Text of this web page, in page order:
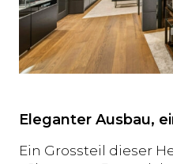
Eleganter Ausbau,
Ein Grossteil dieser